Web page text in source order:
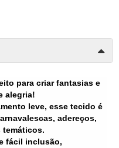
para criar fantasias e
alegria!
leve, esse tecido é
adereços,
temáticos.
fácil inclusão,